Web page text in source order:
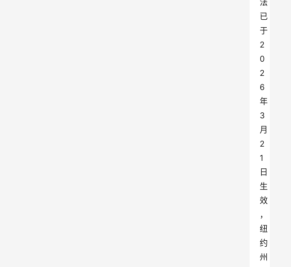
法
已
于
2
0
2
6
年
3
月
2
1
日
生
效
，
纽
约
州